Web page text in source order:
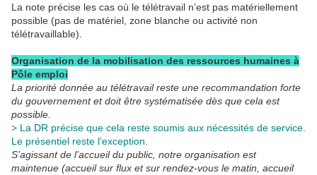
La note précise les cas où le télétravail n’est pas matériellement
possible (pas de matériel, zone blanche ou activité non
télétravaillable).
Organisation de la mobilisation des ressources humaines à
Pôle emploi
La priorité donnée au télétravail reste une recommandation forte
du gouvernement et doit être systématisée dès que cela est
possible.
> La DR précise que cela reste soumis aux nécessités de service.
Le présentiel reste l’exception.
S’agissant de l’accueil du public, notre organisation est
maintenue (accueil sur flux et sur rendez-vous le matin, accueil